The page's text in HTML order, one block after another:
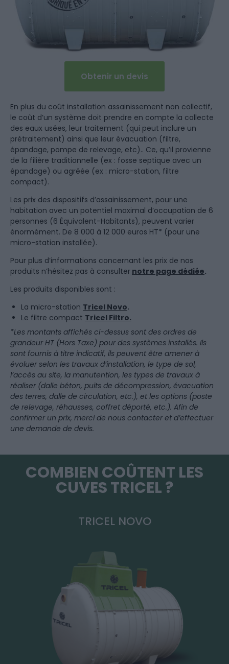
Obtenir un devis
En plus du coût installation assainissement non collectif,
le coût d’un système doit prendre en compte la collecte
des eaux usées, leur traitement (qui peut inclure un
prétraitement) ainsi que leur évacuation (filtre,
épandage, pompe de relevage, etc).. Ce, qu’il provienne
de la filière traditionnelle (ex : fosse septique avec un
épandage) ou agréée (ex : micro-station, filtre
compact).
Les prix des dispositifs d’assainissement, pour une
habitation avec un potentiel maximal d’occupation de 6
personnes (6 Équivalent-Habitants), peuvent varier
énormément. De 8 000 à 12 000 euros HT* (pour une
micro-station installée).
Pour plus d’informations concernant les prix de nos
produits n’hésitez pas à consulter notre page dédiée.
Les produits disponibles sont :
La micro-station Tricel Novo.
Le filtre compact Tricel Filtro.
*Les montants affichés ci-dessus sont des ordres de
grandeur HT (Hors Taxe) pour des systèmes installés. Ils
sont fournis à titre indicatif, ils peuvent être amener à
évoluer selon les travaux d’installation, le type de sol,
l’accès au site, la manutention, les types de travaux à
réaliser (dalle béton, puits de décompression, évacuation
des terres, dalle de circulation, etc.), et les options (poste
de relevage, réhausses, coffret déporté, etc.). Afin de
confirmer un prix, merci de nous contacter et d’effectuer
une demande de devis.
COMBIEN COÛTENT LES
CUVES TRICEL ?
TRICEL NOVO